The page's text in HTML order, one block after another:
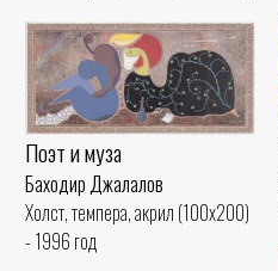
Поэт и муза
Баходир Джалалов
Холст, темпера, акрил (100x200)
- 1996 год